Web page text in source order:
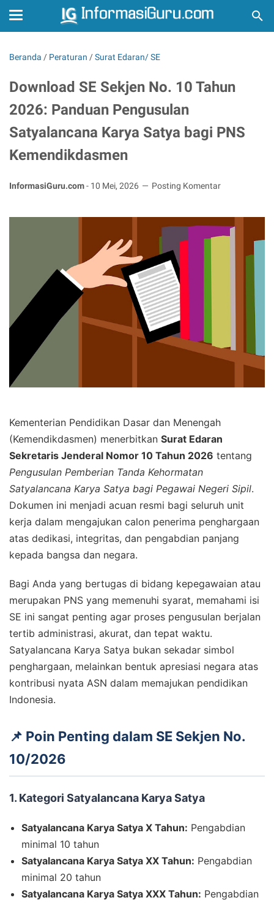
Beranda / Peraturan /Surat Edaran/ SE
Download SE Sekjen No. 10 Tahun
2026: Panduan Pengusulan
Satyalancana Karya Satya bagi PNS
Kemendikdasmen
InformasiGuru.com- 10 Mei, 2026 Posting Komentar
Kementerian Pendidikan Dasar dan Menengah
(Kemendikdasmen) menerbitkan Surat Edaran
Sekretaris Jenderal Nomor 10 Tahun 2026 tentang
Pengusulan Pemberian Tanda Kehormatan
Satyalancana Karya Satya bagi Pegawai Negeri Sipil.
Dokumen ini menjadi acuan resmi bagi seluruh unit
kerja dalam mengajukan calon penerima penghargaan
atas dedikasi, integritas, dan pengabdian panjang
kepada bangsa dan negara.
Bagi Anda yang bertugas di bidang kepegawaian atau
merupakan PNS yang memenuhi syarat, memahami isi
SE ini sangat penting agar proses pengusulan berjalan
tertib administrasi, akurat, dan tepat waktu.
Satyalancana Karya Satya bukan sekadar simbol
penghargaan, melainkan bentuk apresiasi negara atas
kontribusi nyata ASN dalam memajukan pendidikan
Indonesia.
📌 Poin Penting dalam SE Sekjen No.
10/2026
1. Kategori Satyalancana Karya Satya
Satyalancana Karya Satya X Tahun: Pengabdian
minimal 10 tahun
Satyalancana Karya Satya XX Tahun: Pengabdian
minimal 20 tahun
Satyalancana Karya Satya XXX Tahun: Pengabdian